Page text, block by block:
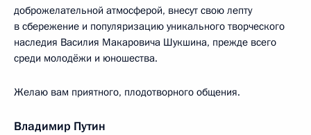
доброжелательной атмосферой, внесут свою лепту
в сбережение и популяризацию уникального творческого
наследия Василия Макаровича Шукшина, прежде всего
среди молодёжи и юношества.
Желаю вам приятного, плодотворного общения.
Владимир Путин